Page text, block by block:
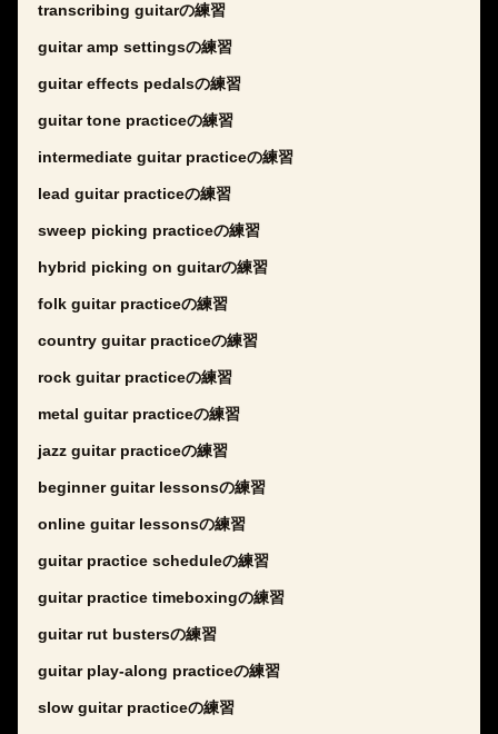
transcribing guitarの練習
guitar amp settingsの練習
guitar effects pedalsの練習
guitar tone practiceの練習
intermediate guitar practiceの練習
lead guitar practiceの練習
sweep picking practiceの練習
hybrid picking on guitarの練習
folk guitar practiceの練習
country guitar practiceの練習
rock guitar practiceの練習
metal guitar practiceの練習
jazz guitar practiceの練習
beginner guitar lessonsの練習
online guitar lessonsの練習
guitar practice scheduleの練習
guitar practice timeboxingの練習
guitar rut bustersの練習
guitar play-along practiceの練習
slow guitar practiceの練習